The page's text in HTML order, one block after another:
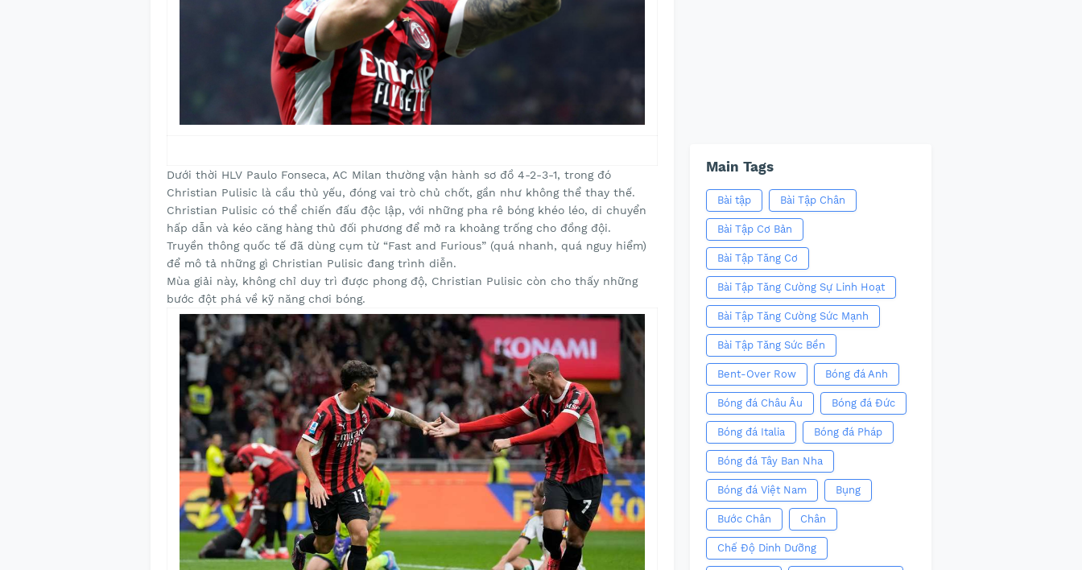
Dưới thời HLV Paulo Fonseca, AC Milan thường vận hành sơ đồ 4-2-3-1, trong đó
Christian Pulisic là cầu thủ yếu, đóng vai trò chủ chốt, gần như không thể thay thế.
Christian Pulisic có thể chiến đấu độc lập, với những pha rê bóng khéo léo, di chuyển
hấp dẫn và kéo căng hàng thủ đối phương để mở ra khoảng trống cho đồng đội.
Truyền thông quốc tế đã dùng cụm từ “Fast and Furious” (quá nhanh, quá nguy hiểm)
để mô tả những gì Christian Pulisic đang trình diễn.
Mùa giải này, không chỉ duy trì được phong độ, Christian Pulisic còn cho thấy những
bước đột phá về kỹ năng chơi bóng.
Main Tags
Bài tập Bài Tập Chân
Bài Tập Cơ Bản
Bài Tập Tăng Cơ
Bài Tập Tăng Cường Sự Linh Hoạt
Bài Tập Tăng Cường Sức Mạnh
Bài Tập Tăng Sức Bền
Bent-Over Row Bóng đá Anh
Bóng đá Châu Âu Bóng đá Đức
Bóng đá Italia Bóng đá Pháp
Bóng đá Tây Ban Nha
Bóng đá Việt Nam Bụng
Bước Chân Chân
Chế Độ Dinh Dưỡng